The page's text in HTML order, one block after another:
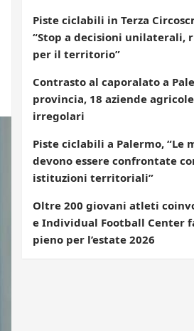
Piste ciclabili in Terza
“Stop a decisioni unilaterali,
per il territorio”
Contrasto al caporalato a
provincia, 18 aziende agricole
irregolari
Piste ciclabili a Palermo, “Le
devono essere confrontate
istituzioni territoriali”
Oltre 200 giovani atleti
e Individual Football Center
pieno per l’estate 2026